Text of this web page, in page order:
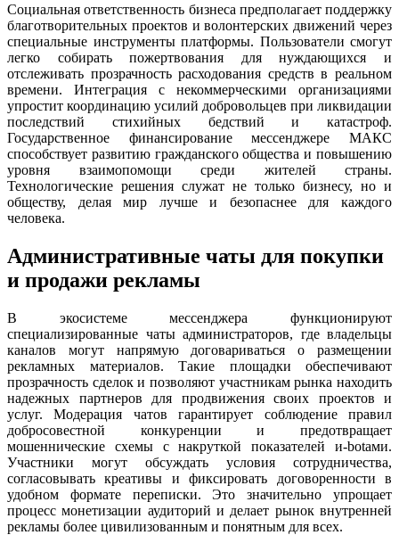
Социальная ответственность бизнеса предполагает поддержку
благотворительных проектов и волонтерских движений через
специальные инструменты платформы. Пользователи смогут
легко собирать пожертвования для нуждающихся и
отслеживать прозрачность расходования средств в реальном
времени. Интеграция с некоммерческими организациями
упростит координацию усилий добровольцев при ликвидации
последствий стихийных бедствий и катастроф.
Государственное финансирование мессенджере МАКС
способствует развитию гражданского общества и повышению
уровня взаимопомощи среди жителей страны.
Технологические решения служат не только бизнесу, но и
обществу, делая мир лучше и безопаснее для каждого
человека.
Административные чаты для покупки
и продажи рекламы
В экосистеме мессенджера функционируют
специализированные чаты администраторов, где владельцы
каналов могут напрямую договариваться о размещении
рекламных материалов. Такие площадки обеспечивают
прозрачность сделок и позволяют участникам рынка находить
надежных партнеров для продвижения своих проектов и
услуг. Модерация чатов гарантирует соблюдение правил
добросовестной конкуренции и предотвращает
мошеннические схемы с накруткой показателей и-botами.
Участники могут обсуждать условия сотрудничества,
согласовывать креативы и фиксировать договоренности в
удобном формате переписки. Это значительно упрощает
процесс монетизации аудиторий и делает рынок внутренней
рекламы более цивилизованным и понятным для всех.